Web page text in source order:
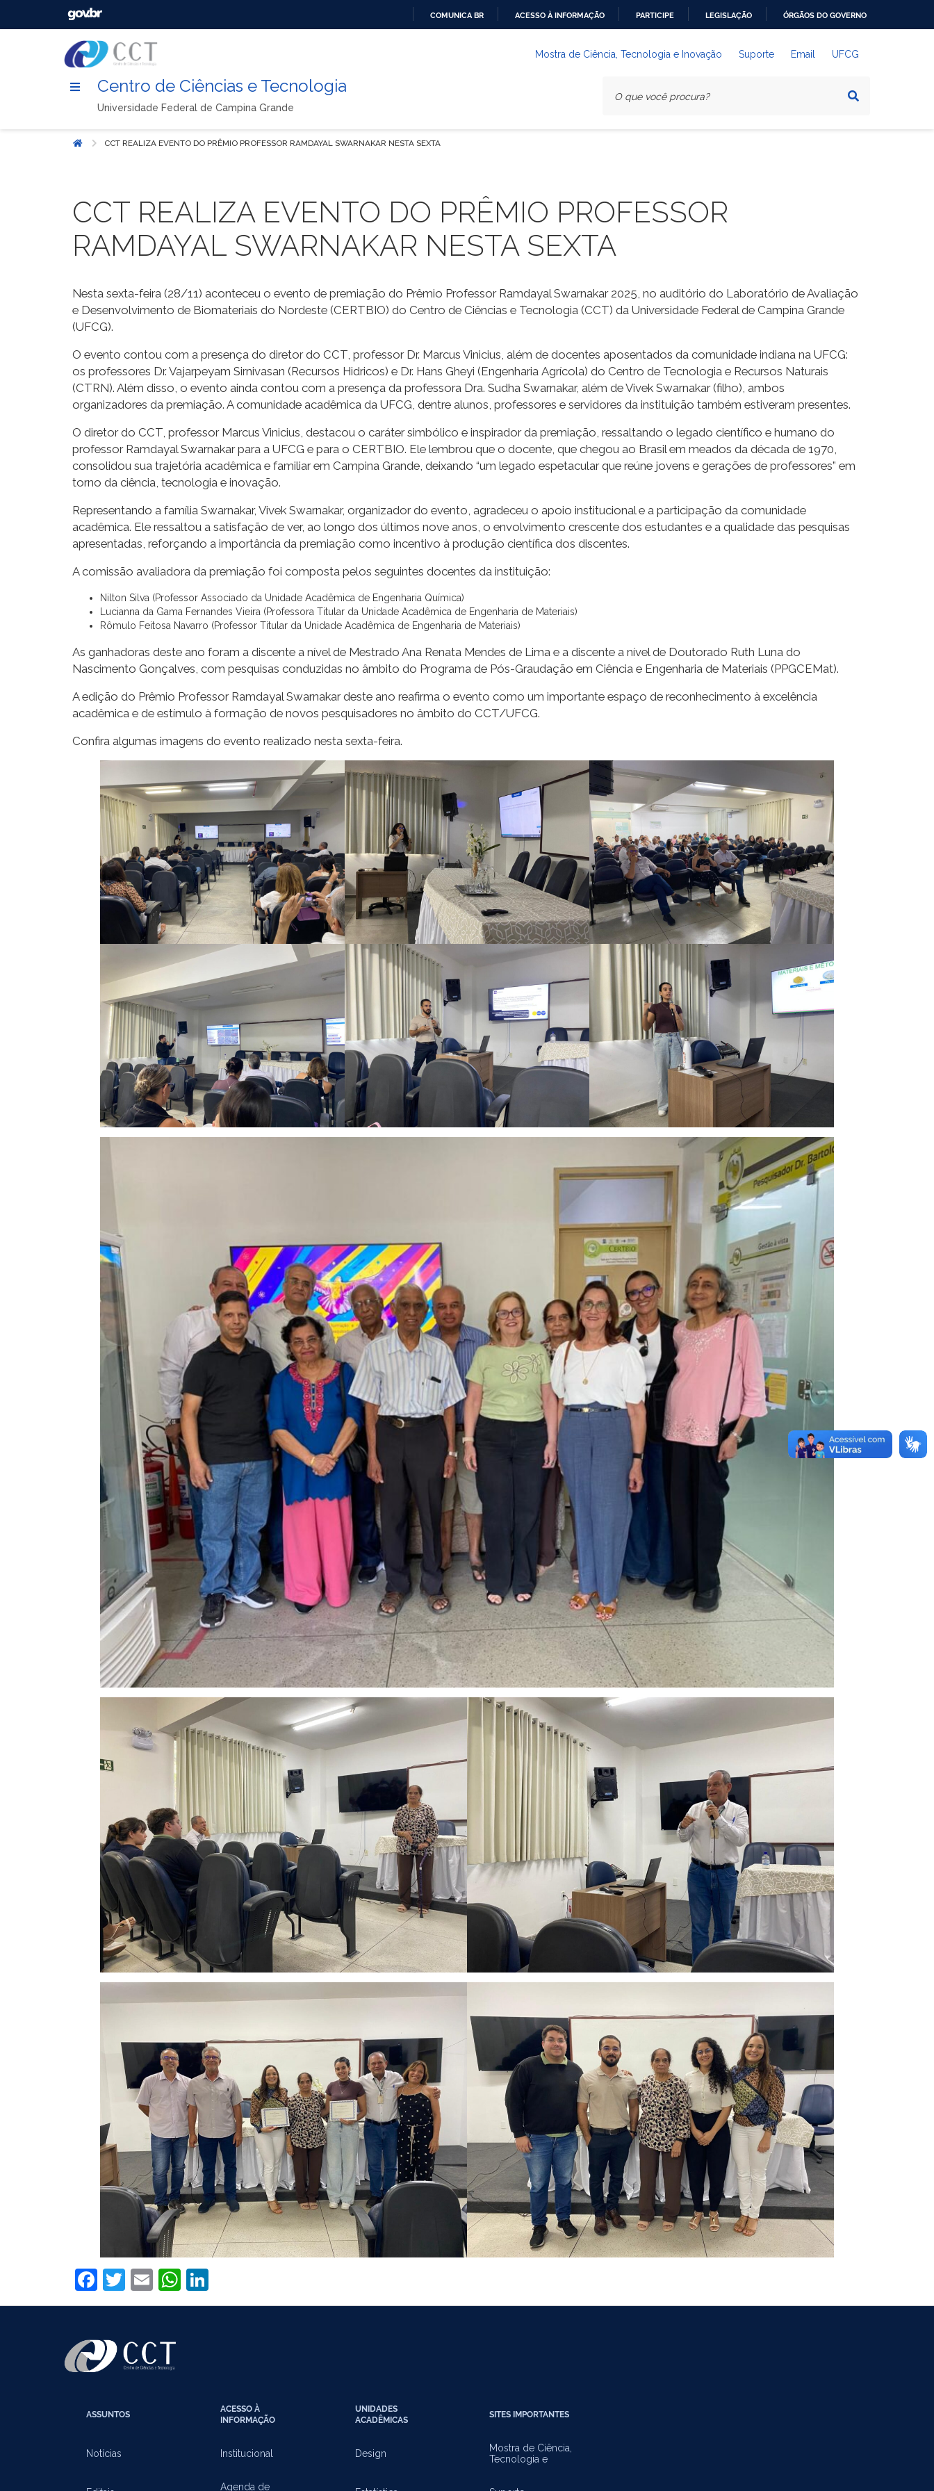
COMUNICA BR ACESSO À INFORMAÇÃO PARTICIPE LEGISLAÇÃO ÓRGÃOS DO GOVERNO
Mostra de Ciência, Tecnologia e Inovação Suporte Email UFCG
Centro de Ciências e Tecnologia
Universidade Federal de Campina Grande
Início CCT REALIZA EVENTO DO PRÊMIO PROFESSOR RAMDAYAL SWARNAKAR NESTA SEXTA
CCT REALIZA EVENTO DO PRÊMIO PROFESSOR
RAMDAYAL SWARNAKAR NESTA SEXTA
Nesta sexta-feira (28/11) aconteceu o evento de premiação do Prêmio Professor Ramdayal Swarnakar 2025, no auditório do Laboratório de Avaliação
e Desenvolvimento de Biomateriais do Nordeste (CERTBIO) do Centro de Ciências e Tecnologia (CCT) da Universidade Federal de Campina Grande
(UFCG).
O evento contou com a presença do diretor do CCT, professor Dr. Marcus Vinicius, além de docentes aposentados da comunidade indiana na UFCG:
os professores Dr. Vajarpeyam Sirnivasan (Recursos Hidricos) e Dr. Hans Gheyi (Engenharia Agrícola) do Centro de Tecnologia e Recursos Naturais
(CTRN). Além disso, o evento ainda contou com a presença da professora Dra. Sudha Swarnakar, além de Vivek Swarnakar (filho), ambos
organizadores da premiação. A comunidade acadêmica da UFCG, dentre alunos, professores e servidores da instituição também estiveram presentes.
O diretor do CCT, professor Marcus Vinicius, destacou o caráter simbólico e inspirador da premiação, ressaltando o legado científico e humano do
professor Ramdayal Swarnakar para a UFCG e para o CERTBIO. Ele lembrou que o docente, que chegou ao Brasil em meados da década de 1970,
consolidou sua trajetória acadêmica e familiar em Campina Grande, deixando “um legado espetacular que reúne jovens e gerações de professores” em
torno da ciência, tecnologia e inovação.
Representando a família Swarnakar, Vivek Swarnakar, organizador do evento, agradeceu o apoio institucional e a participação da comunidade
acadêmica. Ele ressaltou a satisfação de ver, ao longo dos últimos nove anos, o envolvimento crescente dos estudantes e a qualidade das pesquisas
apresentadas, reforçando a importância da premiação como incentivo à produção científica dos discentes.
A comissão avaliadora da premiação foi composta pelos seguintes docentes da instituição:
Nilton Silva (Professor Associado da Unidade Acadêmica de Engenharia Química)
Lucianna da Gama Fernandes Vieira (Professora Titular da Unidade Acadêmica de Engenharia de Materiais)
Rômulo Feitosa Navarro (Professor Titular da Unidade Acadêmica de Engenharia de Materiais)
As ganhadoras deste ano foram a discente a nível de Mestrado Ana Renata Mendes de Lima e a discente a nível de Doutorado Ruth Luna do
Nascimento Gonçalves, com pesquisas conduzidas no âmbito do Programa de Pós-Graudação em Ciência e Engenharia de Materiais (PPGCEMat).
A edição do Prêmio Professor Ramdayal Swarnakar deste ano reafirma o evento como um importante espaço de reconhecimento à excelência
acadêmica e de estímulo à formação de novos pesquisadores no âmbito do CCT/UFCG.
Confira algumas imagens do evento realizado nesta sexta-feira.
Facebook
Twitter
EmailWhatsApp
ASSUNTOS
Notícias
ACESSO À
INFORMAÇÃO
Institucional
Agenda de
UNIDADES
ACADÊMICAS
Design
SITES IMPORTANTES
Mostra de Ciência,
Tecnologia e